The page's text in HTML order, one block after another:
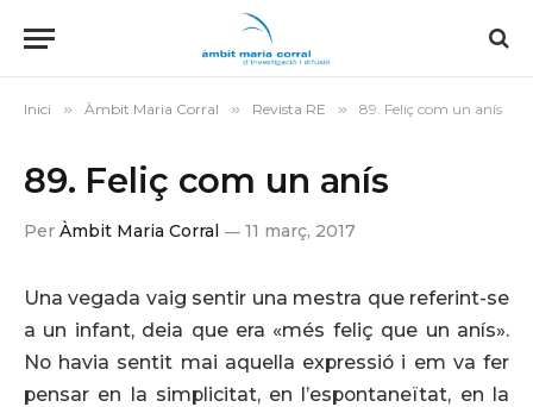
Inici » Àmbit Maria Corral » Revista RE » 89. Feliç com un anís
89. Feliç com un anís
Per Àmbit Maria Corral 11 març, 2017
Una vegada vaig sentir una mestra que referint-se
a un infant, deia que era «més feliç que un anís».
No havia sentit mai aquella expressió i em va fer
pensar en la simplicitat, en l’espontaneïtat, en la